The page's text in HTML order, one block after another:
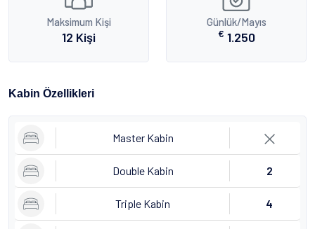
Maksimum Kişi
12 Kişi
Günlük/Mayıs
€ 1.250
Kabin Özellikleri
Master Kabin
Double Kabin 2
Triple Kabin 4